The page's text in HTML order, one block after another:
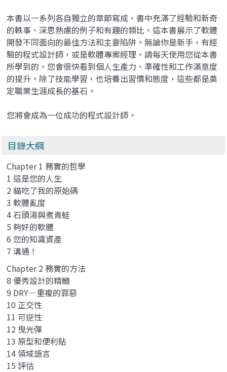
本書以一系列各自獨立的章節寫成，書中充滿了經驗和新奇
的軼事、深思熟慮的例子和有趣的類比，這本書展示了軟體
開發不同面向的最佳方法和主要陷阱。無論你是新手，有經
驗的程式設計師，或是軟體專案經理，請每天使用您從本書
所學到的，您會很快看到個人生產力、準確性和工作滿意度
的提升。除了技能學習，也培養出習慣和態度，這些都是奠
定職業生涯成長的基石。
您將會成為一位成功的程式設計師。
目錄大綱
Chapter 1 務實的哲學
1 這是您的人生
2 貓吃了我的原始碼
3 軟體亂度
4 石頭湯與煮青蛙
5 夠好的軟體
6 您的知識資產
7 溝通！
Chapter 2 務實的方法
8 優秀設計的精髓
9 DRY—重複的罪惡
10 正交性
11 可逆性
12 曳光彈
13 原型和便利貼
14 領域語言
15 評估